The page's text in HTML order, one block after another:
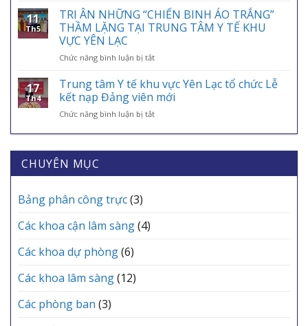
HIỂM
Y
ĐIỂM
AN
SINH,
KHÓA
BẢO
MỖI
HIỂM
Y
ỨNG
VNeID
NGHỊ
GIAO
BAN
MÔN
KỲ
THÁNG
6
TRẠM
CÁC
11
Th5
TRI ÂN NHỮNG “CHIẾN BINH ÁO TRẮNG”
THẦM LẶNG TẠI TRUNG TÂM Y TẾ KHU
VỰC YÊN LẠC
Chức năng bình luận bị tắtở
ÂN
NHỮNG
“CHIẾN
BINH
THẦM
17
Th4
Trung tâm Y tế khu vực Yên Lạc tổ chức Lễ
kết nạp Đảng viên mới
Chức năng bình luận bị tắtở
tâm
CHUYÊN MỤC
Bảng phân công trực(3)
Các khoa cận lâm sàng(4)
Các khoa dự phòng(6)
Các khoa lâm sàng(12)
Các phòng ban (3)